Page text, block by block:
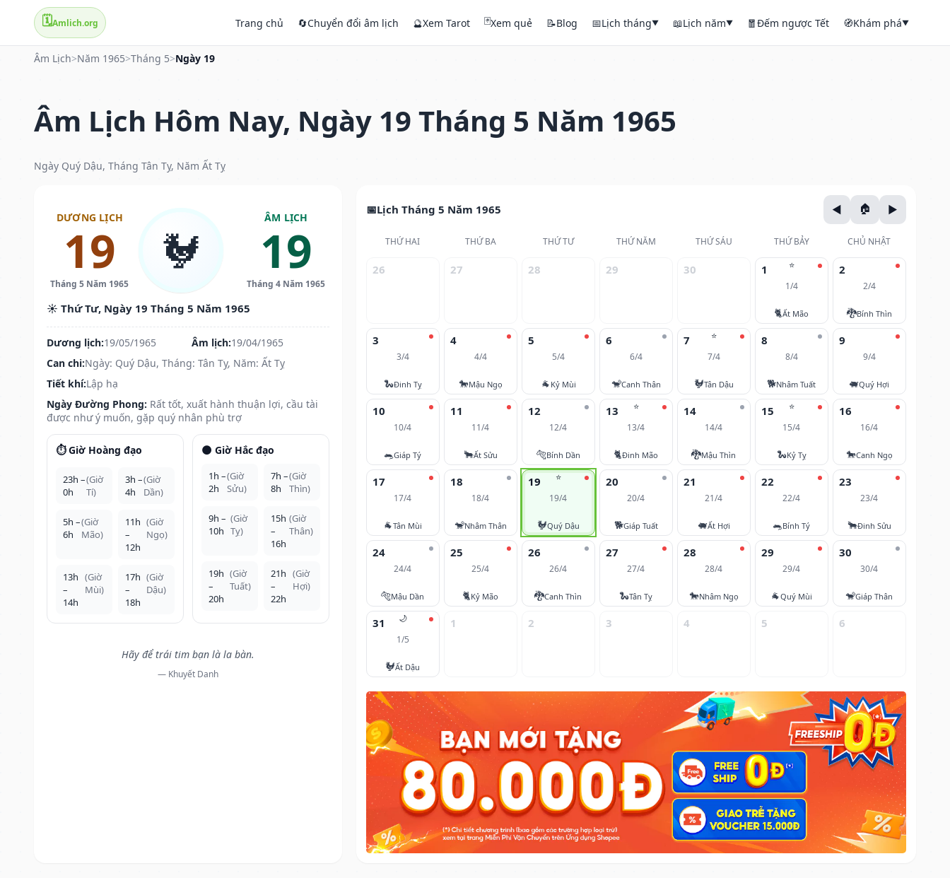
🗓️Amlich.org Trang chủ 🔄Chuyển đổi âm lịch 🔮Xem Tarot 🃏Xem quẻ 📝Blog 📅Lịch tháng▼ 📖Lịch năm▼ 🧧Đếm ngược Tết 🧭Khám phá▼
Âm Lịch>Năm 1965>Tháng 5>Ngày 19
Âm Lịch Hôm Nay, Ngày 19 Tháng 5 Năm 1965
Ngày Quý Dậu, Tháng Tân Tỵ, Năm Ất Tỵ
DƯƠNG LỊCH
19
Tháng 5 Năm 1965
🐓
ÂM LỊCH
19
Tháng 4 Năm 1965
☀️ Thứ Tư, Ngày 19 Tháng 5 Năm 1965
Dương lịch:19/05/1965 Âm lịch:19/04/1965
Can chi:Ngày: Quý Dậu, Tháng: Tân Tỵ, Năm: Ất Tỵ
Tiết khí:Lập hạ
Ngày Đường Phong: Rất tốt, xuất hành thuận lợi, cầu tài
được như ý muốn, gặp quý nhân phù trợ
⏱️ Giờ Hoàng đạo
23h –
0h
(Giờ
Tí)
3h –
4h
(Giờ
Dần)
5h –
6h
(Giờ
Mão)
11h
–
12h
(Giờ
Ngọ)
13h
–
14h
(Giờ
Mùi)
17h
–
18h
(Giờ
Dậu)
🌑 Giờ Hắc đạo
1h –
2h
(Giờ
Sửu)
7h –
8h
(Giờ
Thìn)
9h –
10h
(Giờ
Tỵ)
15h
–
16h
(Giờ
Thân)
19h
–
20h
(Giờ
Tuất)
21h
–
22h
(Giờ
Hợi)
Hãy để trái tim bạn là la bàn.
— Khuyết Danh
Lịch Tháng 5 Năm 1965
THỨ HAI THỨ BA THỨ TƯ THỨ NĂM THỨ SÁU THỨ BẢY CHỦ NHẬT
26 27 28 29 30 ⭐
1
1/4
🐈Ất Mão
2
2/4
🐉Bính Thìn
3
3/4
🐍Đinh Tỵ
4
4/4
🐎Mậu Ngọ
5
5/4
🐐 Kỷ Mùi
6
6/4
🐒Canh Thân
⭐
7
7/4
🐓Tân Dậu
8
8/4
🐕Nhâm Tuất
9
9/4
🐖Quý Hợi
10
10/4
🐀Giáp Tý
11
11/4
🐂Ất Sửu
12
12/4
🐅Bính Dần
⭐
13
13/4
🐈Đinh Mão
14
14/4
🐉Mậu Thìn
⭐
15
15/4
🐍Kỷ Tỵ
16
16/4
🐎Canh Ngọ
17
17/4
🐐Tân Mùi
18
18/4
🐒Nhâm Thân
⭐
19
19/4
🐓Quý Dậu
20
20/4
🐕Giáp Tuất
21
21/4
🐖Ất Hợi
22
22/4
🐀Bính Tý
23
23/4
🐂Đinh Sửu
24
24/4
🐅Mậu Dần
25
25/4
🐈Kỷ Mão
26
26/4
🐉Canh Thìn
27
27/4
🐍Tân Tỵ
28
28/4
🐎Nhâm Ngọ
29
29/4
🐐Quý Mùi
30
30/4
🐒Giáp Thân
🌙
31
1/5
🐓Ất Dậu
1 2 3 4 5 6